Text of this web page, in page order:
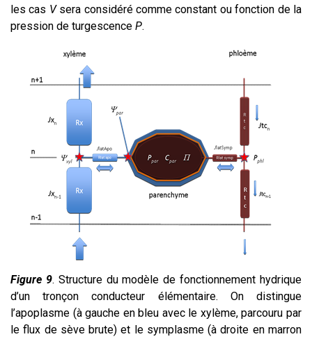
les cas Vsera considéré comme constant ou fonction de la
pression de turgescence P.
Figure 9. Structure du modèle de fonctionnement hydrique
d’un tronçon conducteur élémentaire. On distingue
l’apoplasme (à gauche en bleu avec le xylème, parcouru par
le flux de sève brute) et le symplasme (à droite en marron